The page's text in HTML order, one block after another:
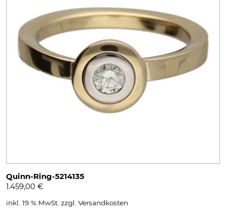
Quinn-Ring-5214135
1.459,00 €
inkl. 19 % MwSt. zzgl. Versandkosten